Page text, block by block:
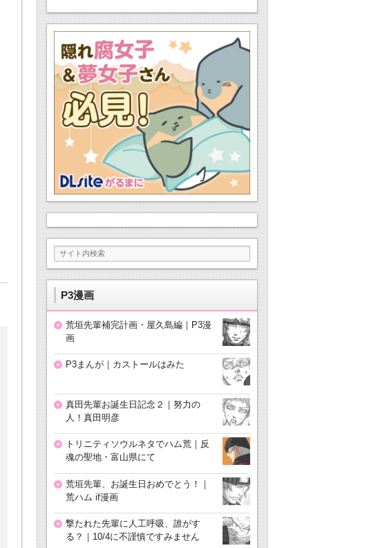
P3漫画
荒垣先輩補完計画・屋久島編｜P3漫
画
P3まんが｜カストールはみた
真田先輩お誕生日記念２｜努力の
人！真田明彦
トリニティソウルネタでハム荒｜反
魂の聖地・富山県にて
荒垣先輩、お誕生日おめでとう！｜
荒ハム if漫画
撃たれた先輩に人工呼吸、誰がす
る？｜10/4に不謹慎ですみません